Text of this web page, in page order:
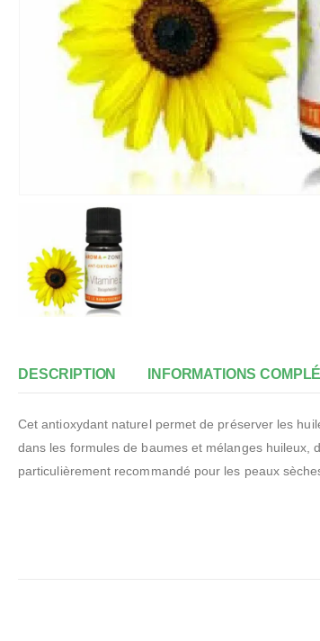
DESCRIPTION INFORMATIONS
Cet antioxydant naturel permet de préserver les
dans les formules de baumes et mélanges huileux,
particulièrement recommandé pour les peaux